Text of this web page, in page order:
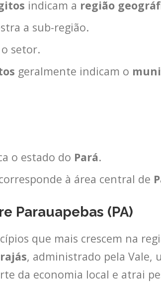
indicam a região
a sub-região.
setor.
geralmente indicam o
o estado do Pará.
à área central de
Parauapebas (PA)
que mais crescem na
, administrado pela Vale,
da economia local e atrai